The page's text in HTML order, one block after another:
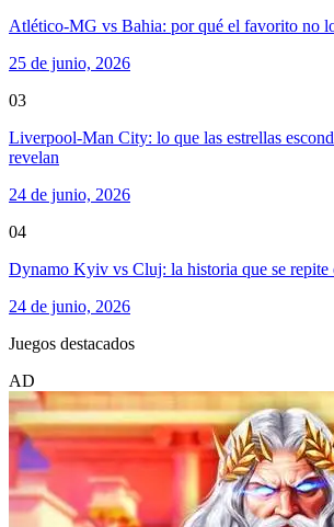
Atlético-MG vs Bahia: por qué el favorito no
25 de junio, 2026
03
Liverpool-Man City: lo que las estrellas
revelan
24 de junio, 2026
04
Dynamo Kyiv vs Cluj: la historia que se repite
24 de junio, 2026
Juegos destacados
AD